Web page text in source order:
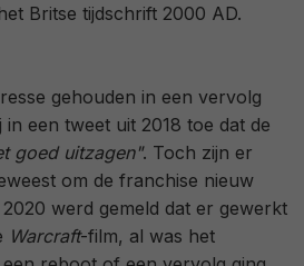
Britse tijdschrift 2000 AD.
gehouden in een vervolg
in een tweet uit 2018 toe dat de
goed uitzagen". Toch zijn er
om de franchise nieuw
werd gemeld dat er gewerkt
Warcraft-film, al was het